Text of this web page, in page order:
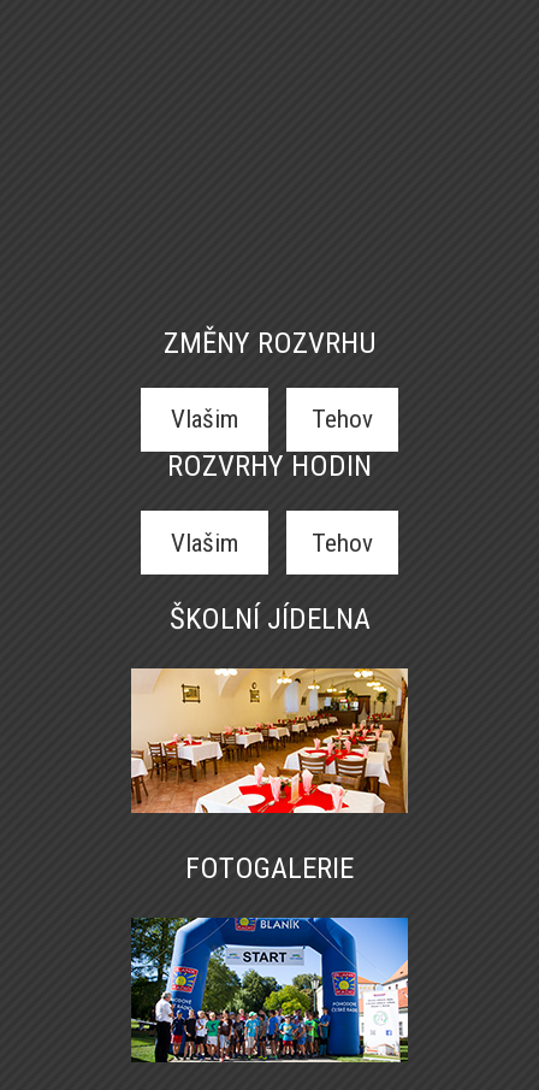
ZMĚNY ROZVRHU
Vlašim Tehov
ROZVRHY HODIN
Vlašim Tehov
ŠKOLNÍ JÍDELNA
FOTOGALERIE